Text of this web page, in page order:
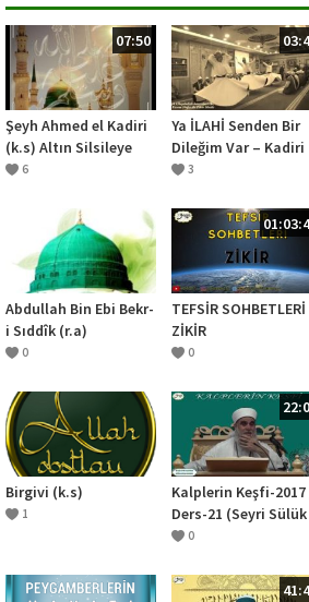
07:50
Şeyh Ahmed el Kadiri
(k.s) Altın Silsileye
Dahil Oldu الشيخ احمد
6
Ya İLAHİ Senden Bir
Dileğim Var – Kadiri
İlahiler
3
Abdullah Bin Ebi Bekr-
i Sıddîk (r.a)
0
TEFSİR SOHBETLERİ
ZİKİR
0
Birgivi (k.s)
1
Kalplerin Keşfi-
Ders-21 (Seyri Sülük
Ve Dikkat Edilmesi
0